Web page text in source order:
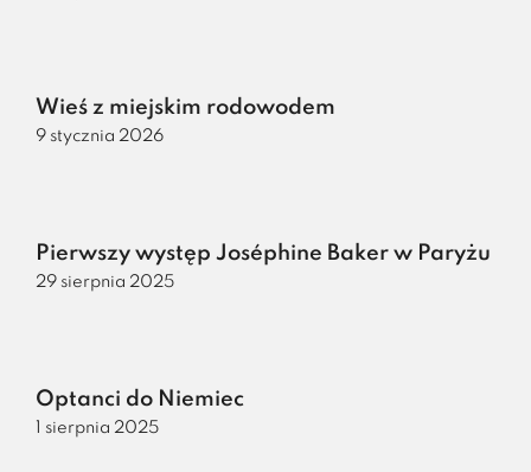
Wieś z miejskim rodowodem
9 stycznia 2026
Pierwszy występ Joséphine Baker w Paryżu
29 sierpnia 2025
Optanci do Niemiec
1 sierpnia 2025